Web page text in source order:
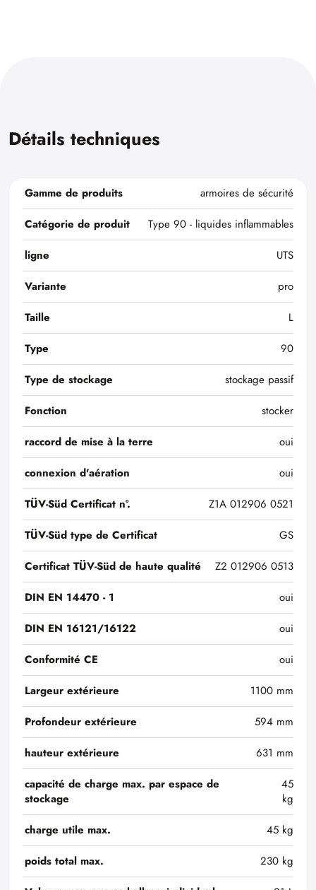
Détails techniques
Gamme de produits
armoires de sécurité
Catégorie de produit
Type 90 - liquides inflammables
ligne
UTS
Variante
pro
Taille
L
Type
90
Type de stockage
stockage passif
Fonction
stocker
raccord de mise à la terre
oui
connexion d'aération
oui
TÜV-Süd Certificat n°.
Z1A 012906 0521
TÜV-Süd type de Certificat
GS
Certificat TÜV-Süd de haute qualité
Z2 012906 0513
DIN EN 14470 - 1
oui
DIN EN 16121/16122
oui
Conformité CE
oui
Largeur extérieure
1100 mm
Profondeur extérieure
594 mm
hauteur extérieure
631 mm
capacité de charge max. par espace de
stockage
45
kg
charge utile max.
45 kg
poids total max.
230 kg